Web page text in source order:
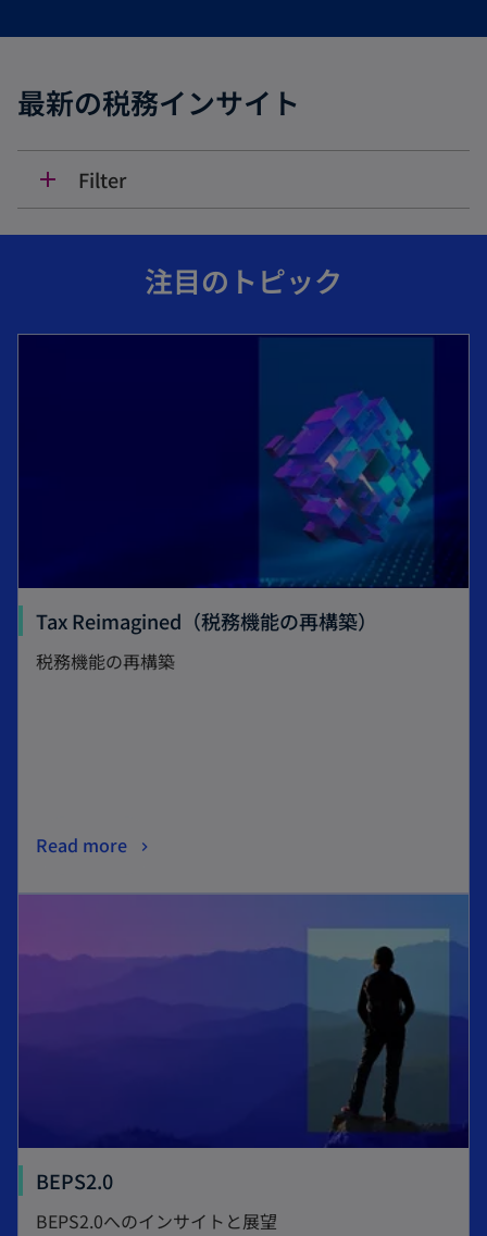
く
最新の税務インサイト
add Filter
注目のトピック
Tax Reimagined（税務機能の再構築）
税務機能の再構築
Read more
BEPS2.0
BEPS2.0へのインサイトと展望